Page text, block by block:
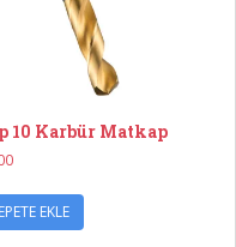
10 Karbür Matkap
EKLE